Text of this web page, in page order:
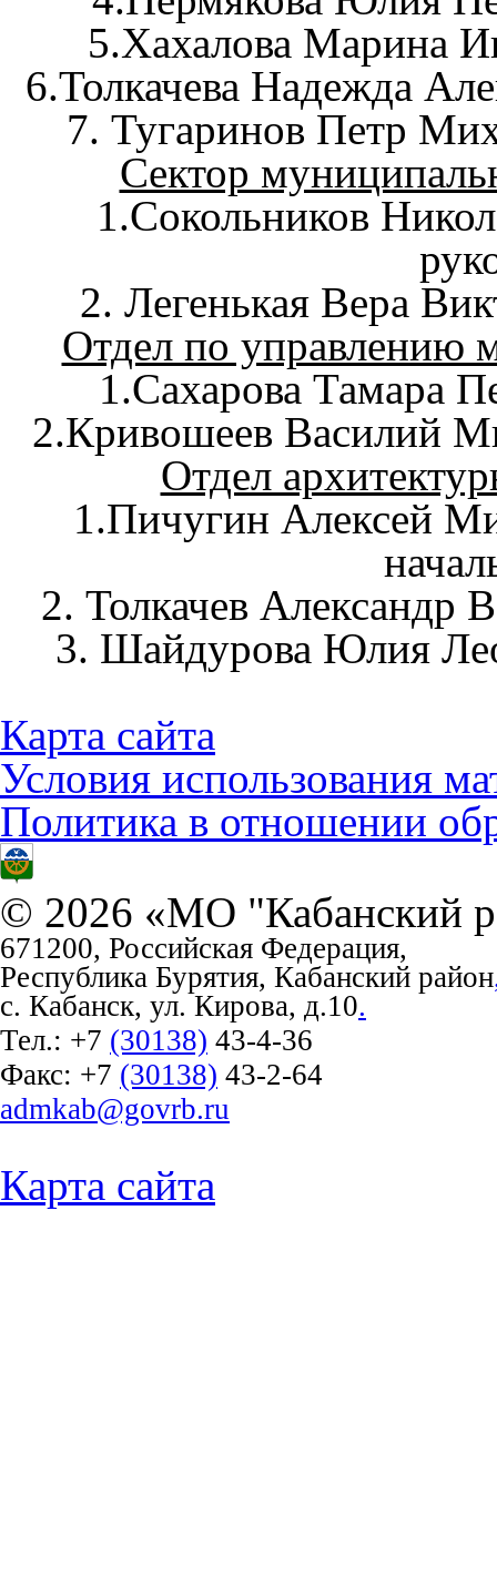
5.Хахалова Марина
6.Толкачева Надежда
7. Тугаринов Петр
Сектор
1.Сокольников
2. Легенькая Вера
Отдел по управлению
1.Сахарова Тамара
2.Кривошеев Василий
Отдел
1.Пичугин Алексей
2. Толкачев Александр
3. Шайдурова Юлия
Карта сайта
Условия использования
Политика в отношении
© 2026 «МО "Кабанский
671200, Российская Федерация,
Республика Бурятия, Кабанский район
с. Кабанск, ул. Кирова, д.10.
Тел.: +7 (30138) 43-4-36
Факс: +7 (30138) 43-2-64
admkab@govrb.ru
Карта сайта